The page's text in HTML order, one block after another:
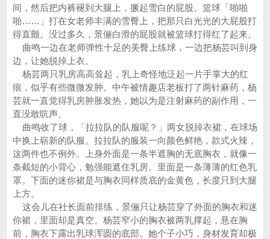
间，然后把内裤褪到大腿上，撅起雪白的屁股。篮球「啪啪
啪……」打在女老师丰满的雪臀上，把那只白光光的大屁股打
得直颤。没过多久，景俪白滑的屁股就被篮球打得红了起来。
曲鸣一边在老师弹性十足的美臀上练球，一边把杨芸叫到身
边，让她脱掉上衣。
杨芸两只乳房高高耸起，乳上奇怪地泛起一片手掌大的红
痕，似乎有些微微发肿。中午被情趣店老板打了两针麻药，杨
芸就一直觉得乳房肿胀发热，她以为是注射麻药的副作用，一
直没敢吭声。
曲鸣收了球，「拉拉队的队服呢？」两女脱掉衣裙，在球场
中换上崭新的队服。拉拉队的服装一向颜色鲜艳，款式火辣，
这两件也不例外。上身外面是一条半遮胸的无底胸衣，就像一
条截短的小背心，勉强能遮住乳房。里面是一条薄薄的红色乳
罩。下面的迷你裙是与胸衣同样质底的金黄色，长度只到大腿
上方。
这会儿在社长面前排练，景俪只让杨芸穿了外面的胸衣和迷
你裙，里面却是真空。杨芸窄小的胸衣被两乳撑起，悬在胸
前，胸衣下露出乳球浑圆的底部。她个子小巧，身材发育却极